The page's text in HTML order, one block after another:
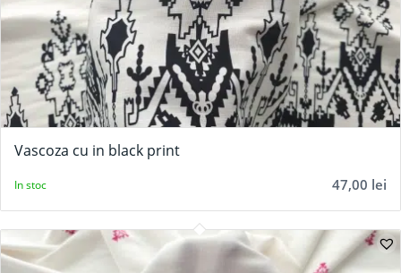
Vascoza cu in black print
47,00 lei
In stoc